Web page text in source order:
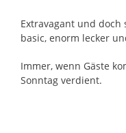
Extravagant und doch
basic, enorm lecker
Immer, wenn Gäste
Sonntag verdient.